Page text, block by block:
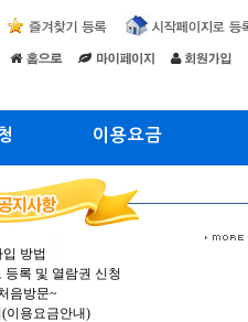
이용요금
방법
등록 및 열람권 신청
음방문~
이용요금안내)